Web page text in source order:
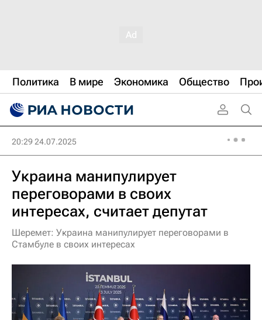
Политика В мире Экономика Общество
20:29 24.07.2025
Украина манипулирует
переговорами в своих
интересах, считает депутат
Шеремет: Украина манипулирует переговорами в
Стамбуле в своих интересах